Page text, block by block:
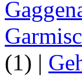
(1) |